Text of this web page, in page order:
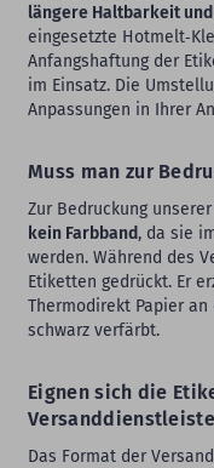
längere Haltbarkeit
eingesetzte
Anfangshaftung der
im Einsatz. Die
Anpassungen in Ihrer
Muss man zur
Zur Bedruckung
kein Farbband, da sie
werden. Während des
Etiketten gedrückt. Er
Thermodirekt Papier
schwarz verfärbt.
Eignen sich die
Das Format der